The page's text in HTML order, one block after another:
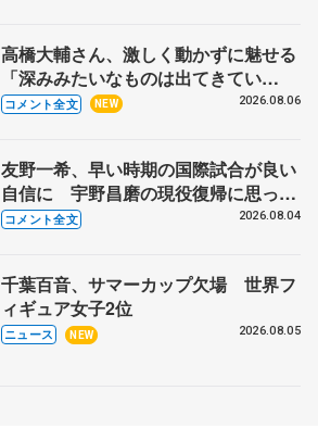
高橋大輔さん、激しく動かずに魅せる
「深みみたいなものは出てきてい
る？」 〝兄さん〟と慕うレジェンド
コメント全文 NEW 2026.08.06
友野一希、早い時期の国際試合が良い
自信に 宇野昌磨の現役復帰に思って
いること 【アジアンオープントロフ
コメント全文 2026.08.04
千葉百音、サマーカップ欠場 世界フ
ィギュア女子2位
ニュース NEW 2026.08.05